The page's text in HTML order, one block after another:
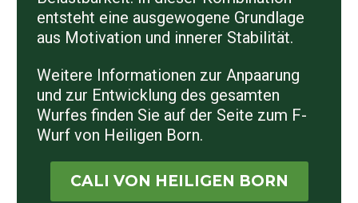
entsteht eine ausgewogene Grundlage
aus Motivation und innerer Stabilität.
Weitere Informationen zur Anpaarung
und zur Entwicklung des gesamten
Wurfes finden Sie auf der Seite zum F-
Wurf von Heiligen Born.
CALI VON HEILIGEN BORN